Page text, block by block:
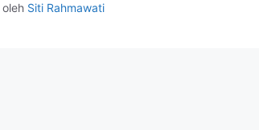
oleh Siti Rahmawati